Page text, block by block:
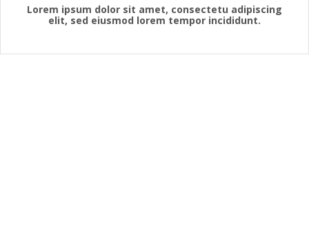
Lorem ipsum dolor sit amet, consectetu adipiscing
elit, sed eiusmod lorem tempor incididunt.